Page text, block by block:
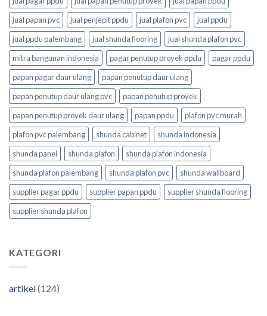
jual papan pvc
jual penjepit ppdu jual plafon pvc
jual ppdu
jual ppdu palembang
jual shunda flooring
jual shunda plafon pvc
mitra bangunan indonesia
pagar penutup proyek ppdu
pagar ppdu
papan pagar daur ulang
papan penutup daur ulang
papan penutup daur ulang pvc
papan penutup proyek
papan penutup proyek daur ulang
papan ppdu
plafon pvc murah
plafon pvc palembang
shunda cabinet
shunda indonesia
shunda panel
shunda plafon
shunda plafon indonesia
shunda plafon palembang
shunda plafon pvc
shunda wallboard
supplier pagar ppdu
supplier papan ppdu
supplier shunda flooring
supplier shunda plafon
KATEGORI
artikel(124)